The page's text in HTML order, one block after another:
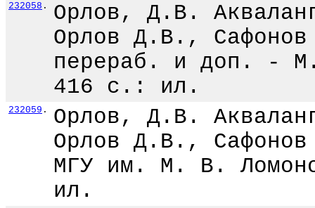
232058 .
Орлов, Д.В.
Орлов Д.В.,
перераб. и доп. -
416 с.: ил.
232059 .
Орлов, Д.В.
Орлов Д.В.,
МГУ им. М. В.
ил.